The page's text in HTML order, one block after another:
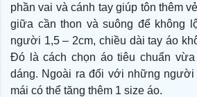
phần vai và cánh tay giúp tôn thêm
giữa cần thon và suông để không
người 1,5 – 2cm, chiều dài tay áo
Đó là cách chọn áo tiêu chuẩn
dáng. Ngoài ra đối với những người
mái có thể tăng thêm 1 size áo.